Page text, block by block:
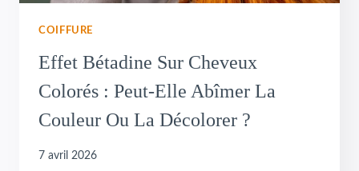
COIFFURE
Effet Bétadine Sur Cheveux
Colorés : Peut-Elle Abîmer La
Couleur Ou La Décolorer ?
7 avril 2026